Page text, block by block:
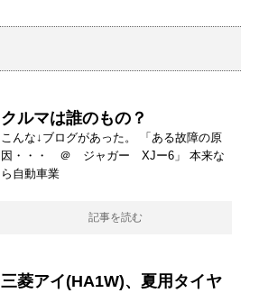
クルマは誰のもの？
こんな↓ブログがあった。 「ある故障の原
因・・・ ＠ ジャガー XJー6」 本来な
ら自動車業
記事を読む
三菱アイ(HA1W)、夏用タイヤ